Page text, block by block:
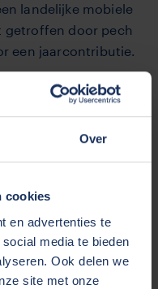
Over
cookies
en advertenties te
media te bieden
Ook delen we
site met onze
landelijke mobiele
getroffen door pech
een jaarcontributie.
zijn niet
het onderscheid
en
het gebruik van de